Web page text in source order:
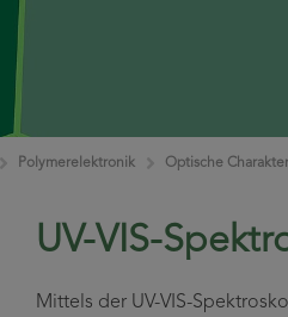
Polymerelektronik Optische
UV-VIS-
Mittels der UV-VIS-